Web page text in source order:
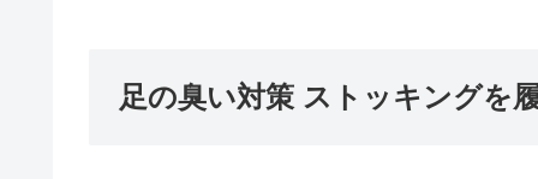
足の臭い対策 ストッキングを